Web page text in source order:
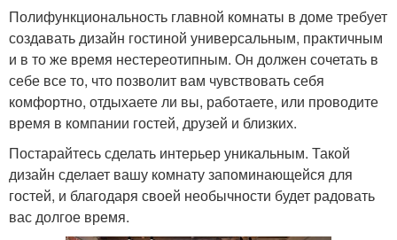
Полифункциональность главной комнаты в доме требует
создавать дизайн гостиной универсальным, практичным
и в то же время нестереотипным. Он должен сочетать в
себе все то, что позволит вам чувствовать себя
комфортно, отдыхаете ли вы, работаете, или проводите
время в компании гостей, друзей и близких.
Постарайтесь сделать интерьер уникальным. Такой
дизайн сделает вашу комнату запоминающейся для
гостей, и благодаря своей необычности будет радовать
вас долгое время.